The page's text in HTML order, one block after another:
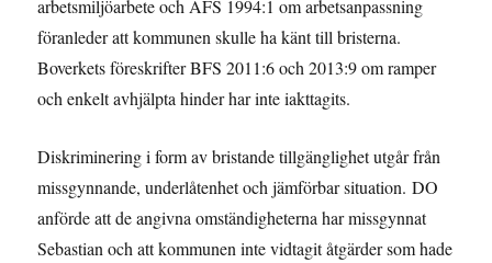
arbetsmiljöarbete och AFS 1994:1 om arbetsanpassning
föranleder att kommunen skulle ha känt till bristerna.
Boverkets föreskrifter BFS 2011:6 och 2013:9 om ramper
och enkelt avhjälpta hinder har inte iakttagits.
Diskriminering i form av bristande tillgänglighet utgår från
missgynnande, underlåtenhet och jämförbar situation. DO
anförde att de angivna omständigheterna har missgynnat
Sebastian och att kommunen inte vidtagit åtgärder som hade